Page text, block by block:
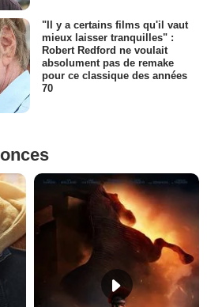
"Il y a certains films qu'il vaut
mieux laisser tranquilles" :
Robert Redford ne voulait
absolument pas de remake
pour ce classique des années
70